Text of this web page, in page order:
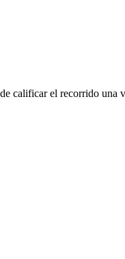
calificar el recorrido una